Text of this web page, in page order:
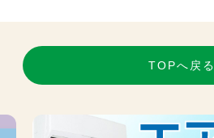
TOPへ戻る